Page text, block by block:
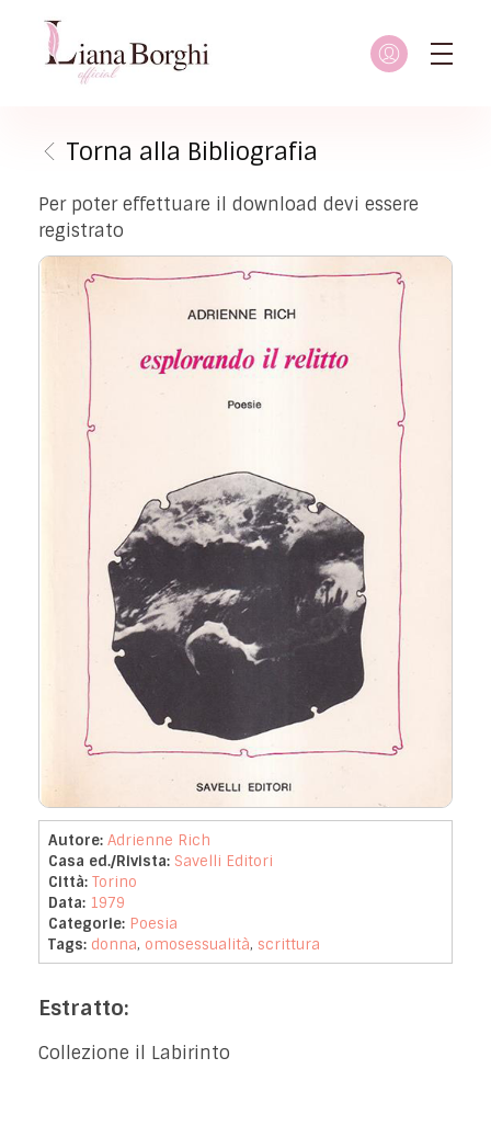
Torna alla Bibliografia
Per poter effettuare il download devi essere
registrato
Autore: Adrienne Rich
Casa ed./Rivista: Savelli Editori
Città: Torino
Data: 1979
Categorie: Poesia
Tags: donna, omosessualità, scrittura
Estratto:
Collezione il Labirinto